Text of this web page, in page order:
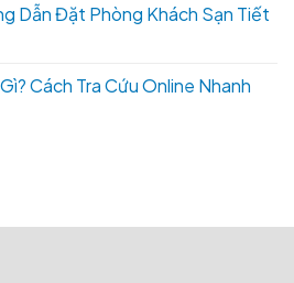
Dẫn Đặt Phòng Khách Sạn Tiết
Cách Tra Cứu Online Nhanh